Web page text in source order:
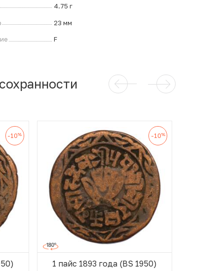
4.75 г
23 мм
F
-10% -10%
1 пайс 1893 года (BS 1950)